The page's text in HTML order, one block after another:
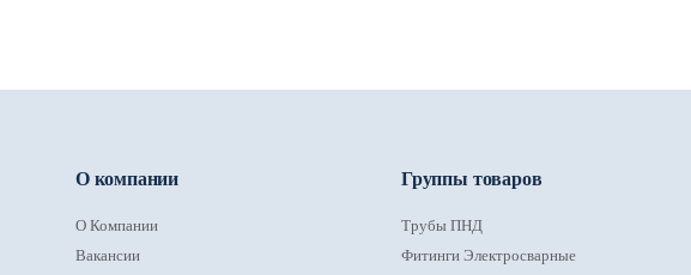
О компании
О Компании
Вакансии
Группы товаров
Трубы ПНД
Фитинги Электросварные